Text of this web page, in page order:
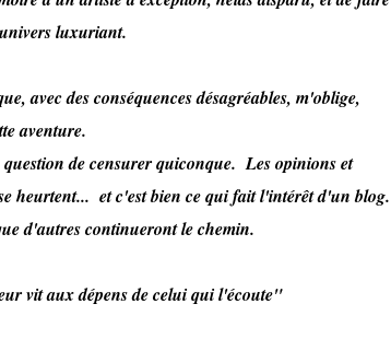
luxuriant.
avec des conséquences désagréables, m'oblige,
aventure.
question de censurer quiconque. Les opinions et
heurtent... et c'est bien ce qui fait l'intérêt d'un blog.
d'autres continueront le chemin.
vit aux dépens de celui qui l'écoute"